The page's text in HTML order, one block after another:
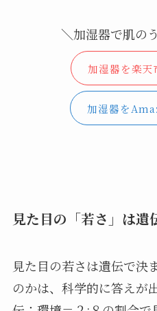
＼加湿器で肌の
加湿器を楽天
加湿器を
見た目の「若さ」は遺
見た目の若さは遺伝で決
のかは、科学的に答えが